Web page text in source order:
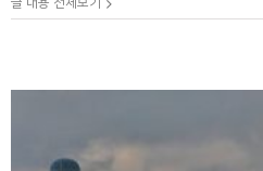
글 내용 전체보기